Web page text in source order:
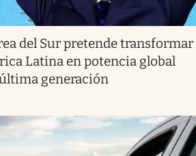
del Sur pretende transformar
Latina en potencia global
generación